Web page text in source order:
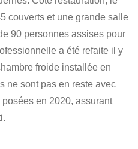
couverts et une grande salle
90 personnes assises pour
a été refaite il y
froide installée en
ne sont pas en reste avec
en 2020, assurant
.